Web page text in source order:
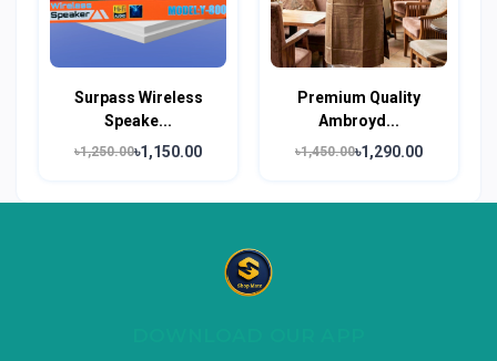
Surpass Wireless
Speake...
৳1,250.00৳1,150.00
Premium Quality
Ambroyd...
৳1,450.00৳1,290.00